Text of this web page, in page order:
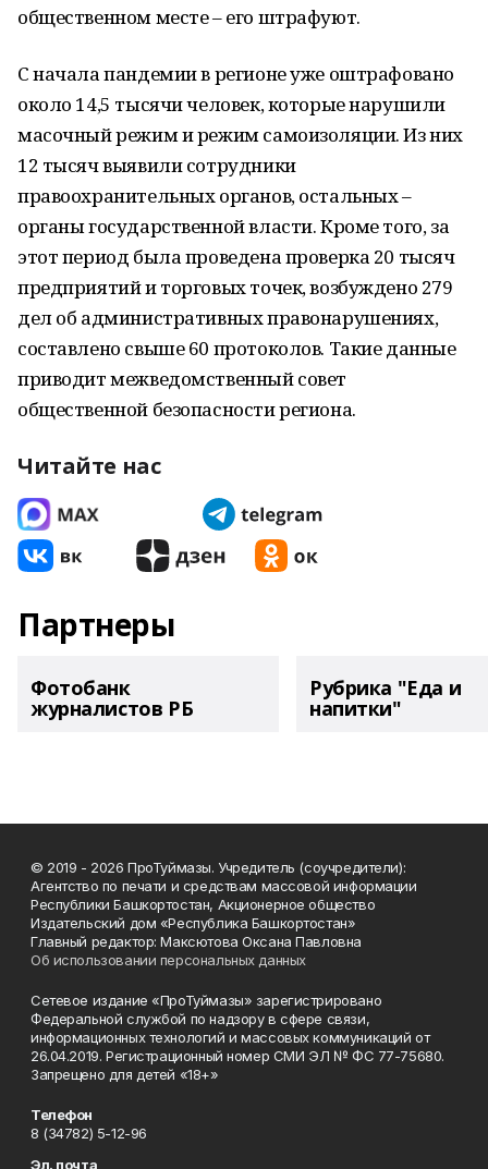
общественном месте – его штрафуют.
С начала пандемии в регионе уже оштрафовано
около 14,5 тысячи человек, которые нарушили
масочный режим и режим самоизоляции. Из них
12 тысяч выявили сотрудники
правоохранительных органов, остальных –
органы государственной власти. Кроме того, за
этот период была проведена проверка 20 тысяч
предприятий и торговых точек, возбуждено 279
дел об административных правонарушениях,
составлено свыше 60 протоколов. Такие данные
приводит межведомственный совет
общественной безопасности региона.
Читайте нас
Партнеры
Фотобанк
журналистов РБ
Рубрика "Еда и
напитки"
© 2019 - 2026 ПроТуймазы. Учредитель (соучредители):
Агентство по печати и средствам массовой информации
Республики Башкортостан, Акционерное общество
Издательский дом «Республика Башкортостан»
Главный редактор: Максютова Оксана Павловна
Об использовании персональных данных
Сетевое издание «ПроТуймазы» зарегистрировано
Федеральной службой по надзору в сфере связи,
информационных технологий и массовых коммуникаций от
26.04.2019. Регистрационный номер СМИ ЭЛ № ФС 77-75680.
Запрещено для детей «18+»
Телефон
8 (34782) 5-12-96
Эл. почта